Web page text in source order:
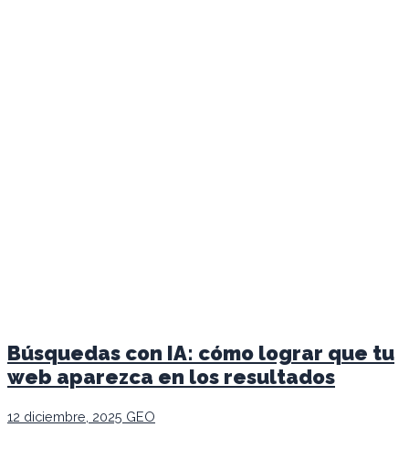
Búsquedas con IA: cómo lograr que tu
web aparezca en los resultados
12 diciembre, 2025 GEO